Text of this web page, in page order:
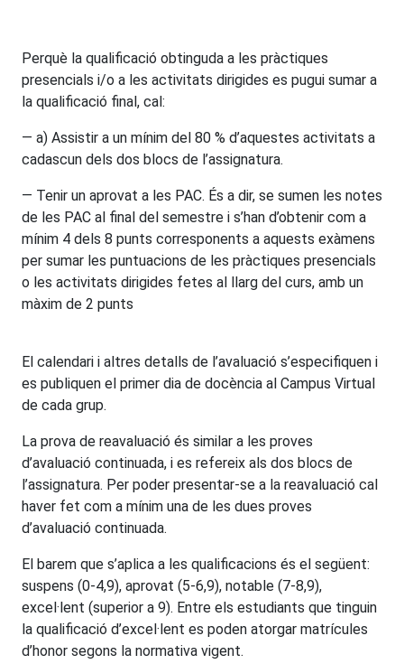
Perquè la qualificació obtinguda a les pràctiques
presencials i/o a les activitats dirigides es pugui sumar a
la qualificació final, cal:
— a) Assistir a un mínim del 80 % d’aquestes activitats a
cadascun dels dos blocs de l’assignatura.
— Tenir un aprovat a les PAC. És a dir, se sumen les notes
de les PAC al final del semestre i s’han d’obtenir com a
mínim 4 dels 8 punts corresponents a aquests exàmens
per sumar les puntuacions de les pràctiques presencials
o les activitats dirigides fetes al llarg del curs, amb un
màxim de 2 punts
El calendari i altres detalls de l’avaluació s’especifiquen i
es publiquen el primer dia de docència al Campus Virtual
de cada grup.
La prova de reavaluació és similar a les proves
d’avaluació continuada, i es refereix als dos blocs de
l’assignatura. Per poder presentar-se a la reavaluació cal
haver fet com a mínim una de les dues proves
d’avaluació continuada.
El barem que s’aplica a les qualificacions és el següent:
suspens (0-4,9), aprovat (5-6,9), notable (7-8,9),
excel·lent (superior a 9). Entre els estudiants que tinguin
la qualificació d’excel·lent es poden atorgar matrícules
d’honor segons la normativa vigent.